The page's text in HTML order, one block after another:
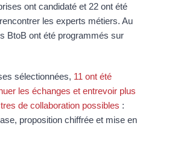
ont candidaté et 22 ont été
les experts métiers. Au
BtoB ont été programmés sur
sélectionnées, 11 ont été
les échanges et entrevoir plus
de collaboration possibles :
proposition chiffrée et mise en